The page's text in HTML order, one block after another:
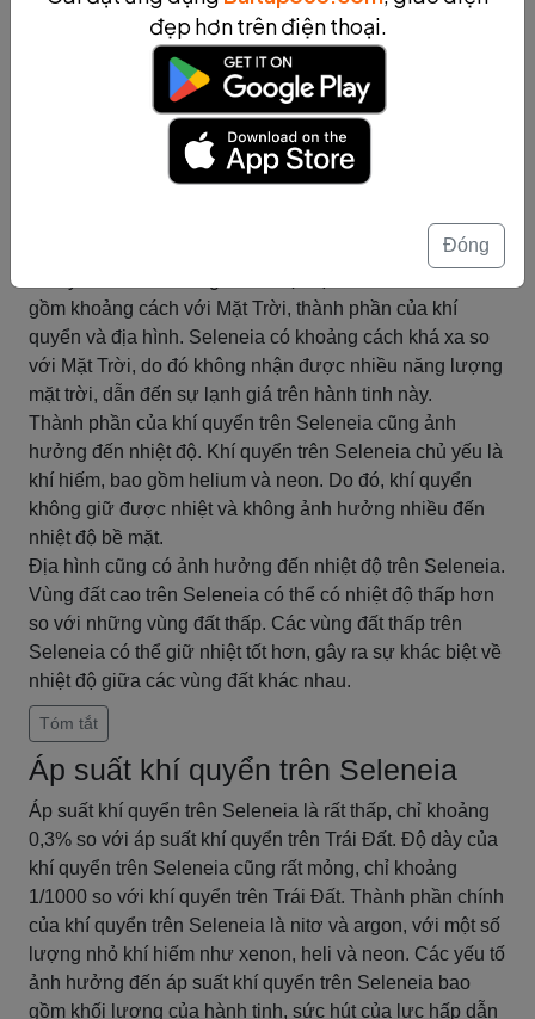
Seleneia
Nhiệt độ trên Seleneia
Nhiệt độ trên Seleneia là một trong những yếu tố quan
trọng ảnh hưởng đến sự sống trên hành tinh này. Nhiệt
độ trung bình trên Seleneia khoảng -173 độ C, thấp hơn
Seleneia cũng rất lớn, có thể dao động từ -233 độ C đến
gồm khoảng cách với Mặt Trời, thành phần của khí
quyển và địa hình. Seleneia có khoảng cách khá xa so
với Mặt Trời, do đó không nhận được nhiều năng lượng
mặt trời, dẫn đến sự lạnh giá trên hành tinh này.
Thành phần của khí quyển trên Seleneia cũng ảnh
hưởng đến nhiệt độ. Khí quyển trên Seleneia chủ yếu là
khí hiếm, bao gồm helium và neon. Do đó, khí quyển
không giữ được nhiệt và không ảnh hưởng nhiều đến
nhiệt độ bề mặt.
Địa hình cũng có ảnh hưởng đến nhiệt độ trên Seleneia.
Vùng đất cao trên Seleneia có thể có nhiệt độ thấp hơn
so với những vùng đất thấp. Các vùng đất thấp trên
Seleneia có thể giữ nhiệt tốt hơn, gây ra sự khác biệt về
nhiệt độ giữa các vùng đất khác nhau.
Tóm tắt
Áp suất khí quyển trên Seleneia
Áp suất khí quyển trên Seleneia là rất thấp, chỉ khoảng
0,3% so với áp suất khí quyển trên Trái Đất. Độ dày của
khí quyển trên Seleneia cũng rất mỏng, chỉ khoảng
1/1000 so với khí quyển trên Trái Đất. Thành phần chính
của khí quyển trên Seleneia là nitơ và argon, với một số
lượng nhỏ khí hiếm như xenon, heli và neon. Các yếu tố
ảnh hưởng đến áp suất khí quyển trên Seleneia bao
gồm khối lượng của hành tinh, sức hút của lực hấp dẫn
đẹp hơn trên điện thoại.
Đóng